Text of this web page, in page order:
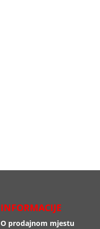
INFORMACIJE
O prodajnom mjestu